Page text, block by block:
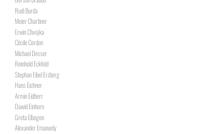
Rudi Burda
Meier Chartiner
Erwin Chvojka
Cécile Cordon
Michael Desser
Reinhold Eckfeld
Stephan Eibel Erzberg
Hans Eichner
Armin Eidherr
Dawid Einhorn
Greta Elbogen
Alexander Emanuely